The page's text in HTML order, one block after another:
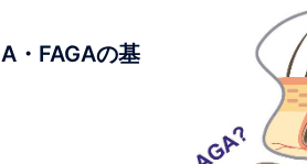
・FAGAの基